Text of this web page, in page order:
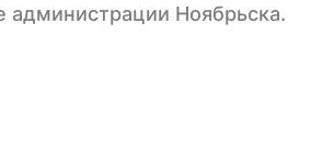
администрации Ноябрьска.